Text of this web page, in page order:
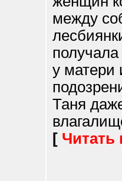
между
у матери
Таня
[ Читать